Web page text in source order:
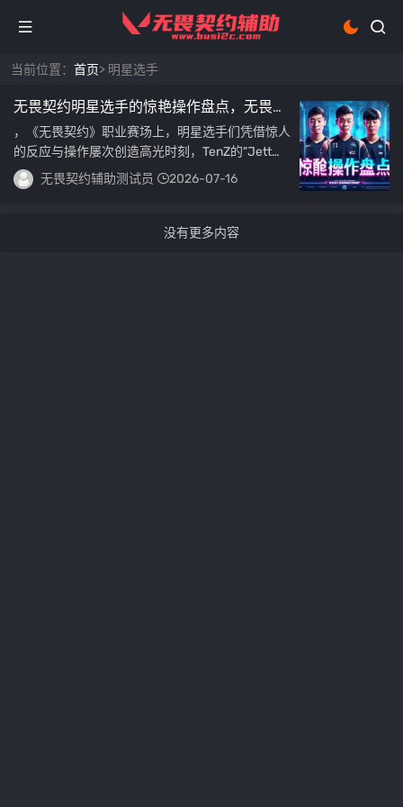
当前位置： 首页> 明星选手
无畏契约明星选手的惊艳操作盘点，无畏契
约明星选手十大惊艳操作瞬间
，《无畏契约》职业赛场上，明星选手们凭借惊人
的反应与操作屡次创造高光时刻，TenZ的"Jett五
莎残局"以精准的飞镖与鬼魅身法逆...
无畏契约辅助测试员 2026-07-16
没有更多内容